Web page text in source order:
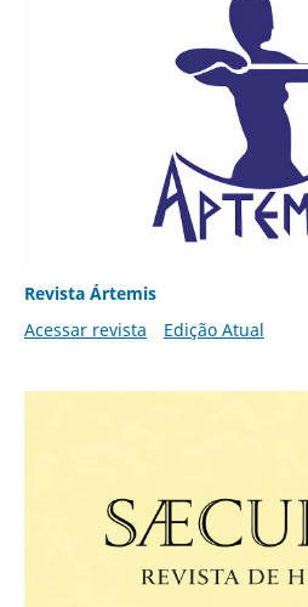
Revista Ártemis
Acessar revista
Edição Atual